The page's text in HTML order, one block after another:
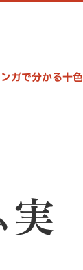
ガで分かる十色
実